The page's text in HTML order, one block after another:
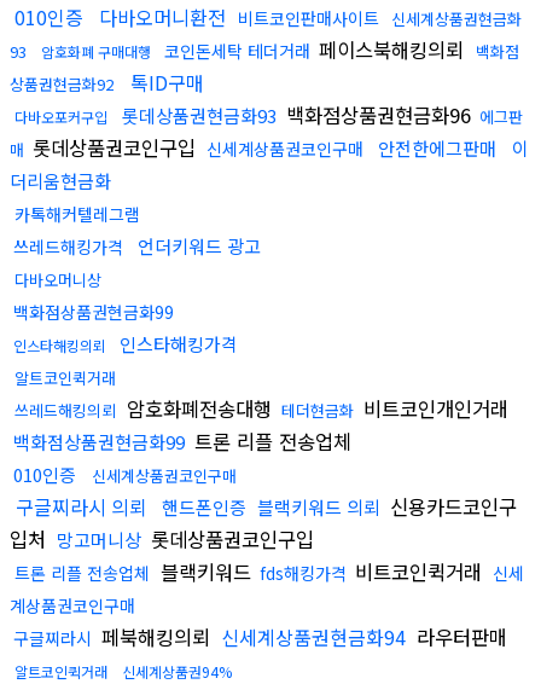
010인증 다바오머니환전 비트코인판매사이트 신세계상품권현금화
93
암호화폐 구매대행 코인돈세탁 테더거래 페이스북해킹의뢰
백화점
상품권현금화92
톡ID구매
다바오포커구입 롯데상품권현금화93 백화점상품권현금화96 에그판
매 롯데상품권코인구입 신세계상품권코인구매 안전한에그판매
이
더리움현금화
카톡해커텔레그램
쓰레드해킹가격
언더키워드 광고
다바오머니상
백화점상품권현금화99
인스타해킹의뢰 인스타해킹가격
알트코인퀵거래
쓰레드해킹의뢰 암호화폐전송대행 테더현금화 비트코인개인거래
백화점상품권현금화99 트론 리플 전송업체
010인증 신세계상품권코인구매
구글찌라시 의뢰 핸드폰인증 블랙키워드 의뢰 신용카드코인구
입처 망고머니상 롯데상품권코인구입
트론 리플 전송업체 블랙키워드 fds해킹가격 비트코인퀵거래 신세
계상품권코인구매
구글찌라시 페북해킹의뢰 신세계상품권현금화94 라우터판매
알트코인퀵거래 신세계상품권94%